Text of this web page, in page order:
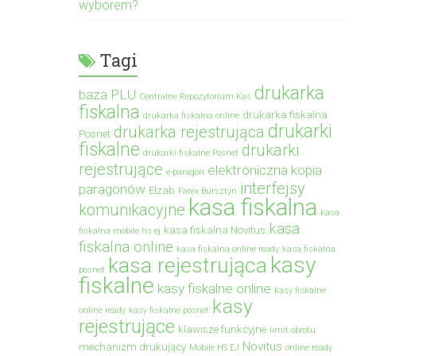
wyborem?
Tagi
baza PLU Centralne Repozytorium Kas drukarka
fiskalna drukarka fiskalna online drukarka fiskalna
Posnet drukarka rejestrująca drukarki
fiskalne drukarki fiskalne Posnet drukarki
rejestrujące e-paragon elektroniczna kopia
paragonów Elzab Farex Bursztyn interfejsy
komunikacyjne kasa fiskalna kasa
fiskalna mobile hs ej kasa fiskalna Novitus kasa
fiskalna online kasa fiskalna online ready kasa fiskalna
posnet kasa rejestrująca kasy
fiskalne kasy fiskalne online kasy fiskalne
online ready kasy fiskalne posnet kasy
rejestrujące klawisze funkcyjne limit obrotu
mechanizm drukujący Mobile HS EJ Novitus online ready